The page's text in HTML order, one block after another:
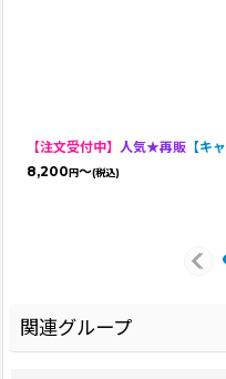
【注文受付中】 人気★再販 【キャバスーツLIMITED 】NOSTALGIC BABY
8,200円～(税込)
関連グループ